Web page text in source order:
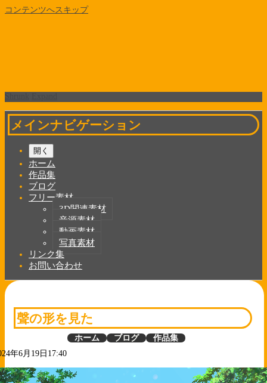
コンテンツへスキップ
メインナビゲーション
開く
ホーム
作品集
ブログ
フリー素材
3D関連素材
音源素材
動画素材
写真素材
リンク集
お問い合わせ
聲の形を見た
ホーム ブログ
作品集
年6月19日17:40